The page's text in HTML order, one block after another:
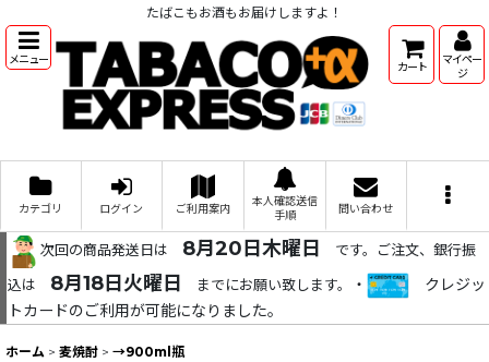
たばこもお酒もお届けしますよ！
メニュー カート
マイペー
ジ
カテゴリ ログイン ご利用案内
本人確認送信
手順
問い合わせ
次回の商品発送日は 8月20日木曜日
です。ご注文、銀行振
込は
8月18日火曜日 までにお願い致します。 ・
クレジッ
トカードのご利用が可能になりました。
ホーム > 麦焼酎 > →900ml瓶